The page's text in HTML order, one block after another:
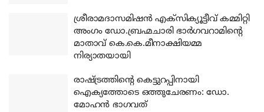
ശ്രീരാമദാസമിഷന്‍ എക്‌സിക്യൂട്ടീവ് കമ്മിറ്റി
അംഗം ഡോ.ബ്രഹ്മചാരി ഭാര്‍ഗവറാമിന്റെ
മാതാവ് കെ.കെ.മീനാക്ഷിയമ്മ
നിര്യാതയായി
രാഷ്ട്രത്തിന്റെ കെട്ടുറപ്പിനായി
ഐക്യത്തോടെ ഒത്തുചേരണം: ഡോ.
മോഹന്‍ ഭാഗവത്